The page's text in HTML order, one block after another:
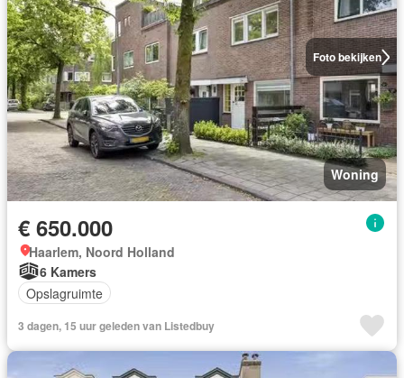
Foto bekijken
Woning
€ 650.000
Haarlem, Noord Holland
6 Kamers
Opslagruimte
3 dagen, 15 uur geleden van Listedbuy